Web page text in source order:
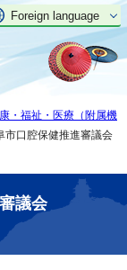
Foreign language
・福祉・医療（附属機
市口腔保健推進審議会
議会